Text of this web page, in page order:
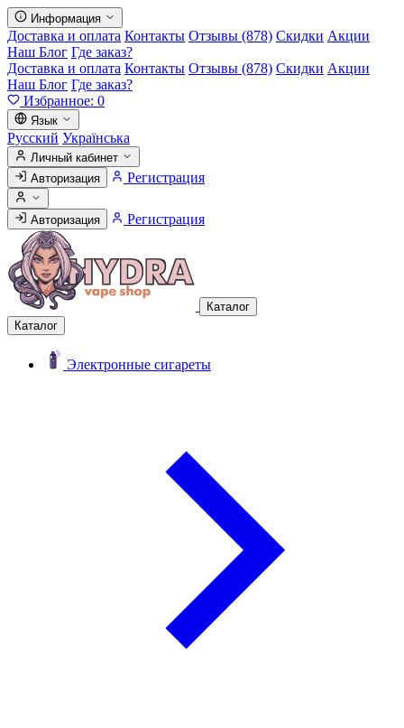
Информация
Доставка и оплата Контакты Отзывы (878) Скидки Акции
Наш Блог Где заказ?
Доставка и оплата Контакты Отзывы (878) Скидки Акции
Наш Блог Где заказ?
Избранное: 0
Язык
Русский Українська
Личный кабинет
Авторизация
Регистрация
Авторизация Регистрация
Каталог
Каталог
Электронные сигареты